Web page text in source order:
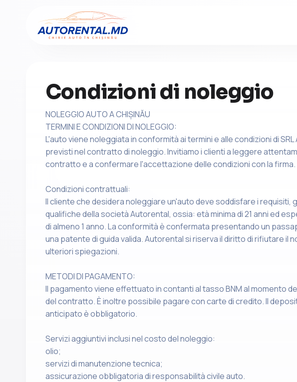
Condizioni di noleggio
NOLEGGIO AUTO A CHIȘINĂU
TERMINI E CONDIZIONI DI NOLEGGIO:
L'auto viene noleggiata in conformità ai termini e alle condizioni di
previsti nel contratto di noleggio. Invitiamo i clienti a leggere
contratto e a confermare l'accettazione delle condizioni con la firma.
Condizioni contrattuali:
Il cliente che desidera noleggiare un'auto deve soddisfare i requisiti,
qualifiche della società Autorental, ossia: età minima di 21 anni ed
di almeno 1 anno. La conformità è confermata presentando un
una patente di guida valida. Autorental si riserva il diritto di rifiutare il
ulteriori spiegazioni.
METODI DI PAGAMENTO:
Il pagamento viene effettuato in contanti al tasso BNM al momento
del contratto. È inoltre possibile pagare con carte di credito. Il
anticipato è obbligatorio.
Servizi aggiuntivi inclusi nel costo del noleggio:
olio;
servizi di manutenzione tecnica;
assicurazione obbligatoria di responsabilità civile auto.